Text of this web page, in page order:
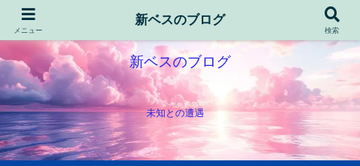
新ベスのブログ
未知との遭遇
メニュー
新ベスのブログ
検索